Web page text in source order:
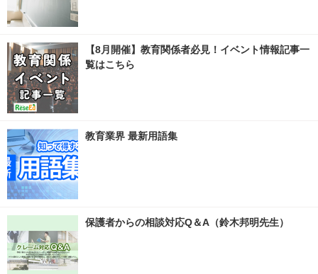
【8月開催】教育関係者必見！イベント情報記事一
覧はこちら
教育業界 最新用語集
保護者からの相談対応Q＆A（鈴木邦明先生）